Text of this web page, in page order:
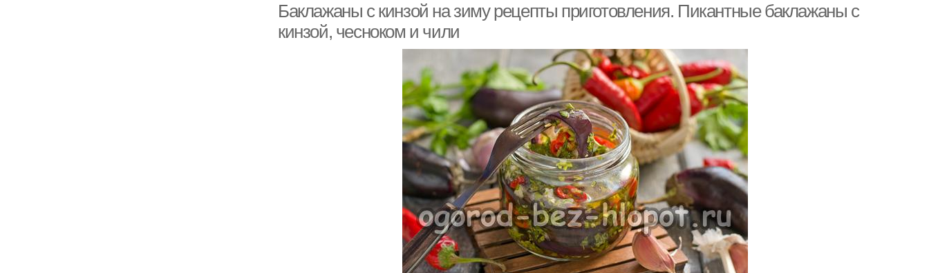
Баклажаны с кинзой на зиму рецепты приготовления. Пикантные баклажаны с
кинзой, чесноком и чили